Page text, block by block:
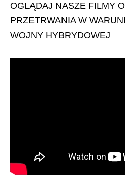
OGLĄDAJ NASZE FILMY
PRZETRWANIA W
WOJNY HYBRYDOWEJ